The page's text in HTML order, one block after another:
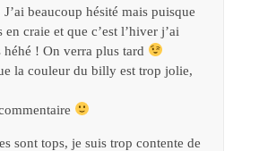
beaucoup hésité mais puisque
en craie et que c’est l’hiver j’ai
! On verra plus tard
la couleur du billy est trop jolie,
sont tops, je suis trop contente de